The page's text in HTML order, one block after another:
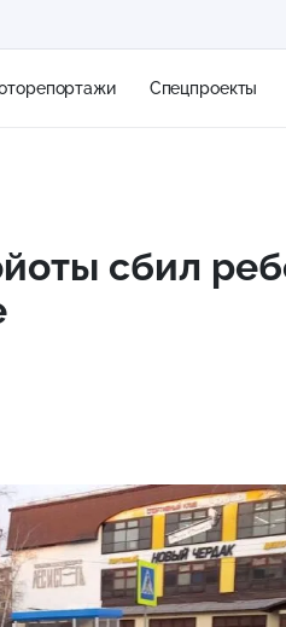
Спецпроекты
сбил